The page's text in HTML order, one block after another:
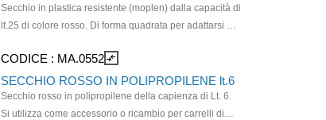
Secchio in plastica resistente (moplen) dalla capacità di
lt.25 di colore rosso. Di forma quadrata per adattarsi ai
durante le operazioni di svuotamento e ricarica. Da
utilizzarsi in carrelli per pulizia professionale.
CODICE : MA.0552 compare_arrows
SECCHIO ROSSO IN POLIPROPILENE lt.6
Secchio rosso in polipropilene della capienza di Lt. 6.
Si utilizza come accessorio o ricambio per carrelli di